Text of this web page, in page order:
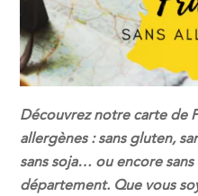
Découvrez notre carte de
allergènes : sans gluten,
sans soja… ou encore
département. Que vous